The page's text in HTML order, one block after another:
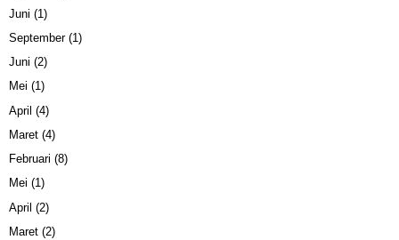
Juni (1)
September(1)
Juni (2)
Mei (1)
April (4)
Maret (4)
Februari (8)
Mei (1)
April (2)
Maret (2)